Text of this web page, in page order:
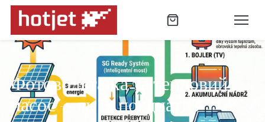
Фотовольтаїка та тепловий
насос -- як їх поєднати?